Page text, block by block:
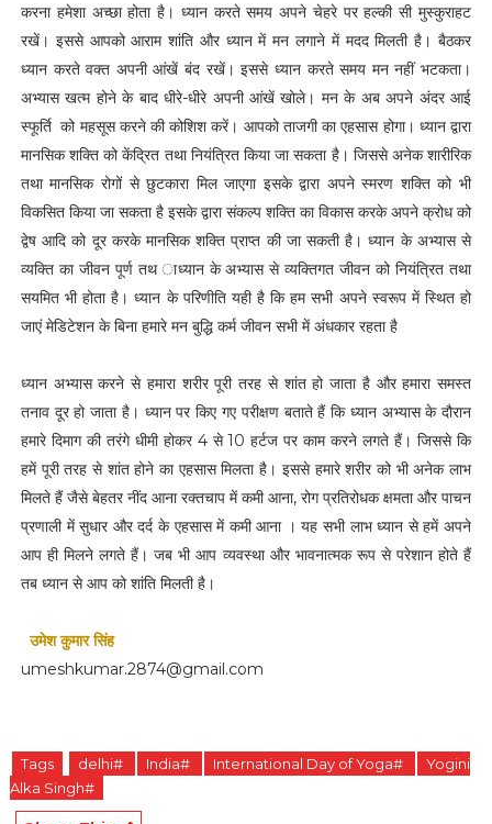
करना हमेशा अच्छा होता है। ध्यान करते समय अपने चेहरे पर हल्की सी मुस्कुराहट
रखें। इससे आपको आराम शांति और ध्यान में मन लगाने में मदद मिलती है। बैठकर
ध्यान करते वक्त अपनी आंखें बंद रखें। इससे ध्यान करते समय मन नहीं भटकता।
अभ्यास खत्म होने के बाद धीरे-धीरे अपनी आंखें खोले। मन के अब अपने अंदर आई
स्फूर्ति को महसूस करने की कोशिश करें। आपको ताजगी का एहसास होगा। ध्यान द्वारा
मानसिक शक्ति को केंद्रित तथा नियंत्रित किया जा सकता है। जिससे अनेक शारीरिक
तथा मानसिक रोगों से छुटकारा मिल जाएगा इसके द्वारा अपने स्मरण शक्ति को भी
विकसित किया जा सकता है इसके द्वारा संकल्प शक्ति का विकास करके अपने क्रोध को
द्वेष आदि को दूर करके मानसिक शक्ति प्राप्त की जा सकती है। ध्यान के अभ्यास से
व्यक्ति का जीवन पूर्ण तथ ाध्यान के अभ्यास से व्यक्तिगत जीवन को नियंत्रित तथा
सयमित भी होता है। ध्यान के परिणीति यही है कि हम सभी अपने स्वरूप में स्थित हो
जाएं मेडिटेशन के बिना हमारे मन बुद्धि कर्म जीवन सभी में अंधकार रहता है
ध्यान अभ्यास करने से हमारा शरीर पूरी तरह से शांत हो जाता है और हमारा समस्त
तनाव दूर हो जाता है। ध्यान पर किए गए परीक्षण बताते हैं कि ध्यान अभ्यास के दौरान
हमारे दिमाग की तरंगे धीमी होकर 4 से 10 हर्टज पर काम करने लगते हैं। जिससे कि
हमें पूरी तरह से शांत होने का एहसास मिलता है। इससे हमारे शरीर को भी अनेक लाभ
मिलते हैं जैसे बेहतर नींद आना रक्तचाप में कमी आना, रोग प्रतिरोधक क्षमता और पाचन
प्रणाली में सुधार और दर्द के एहसास में कमी आना । यह सभी लाभ ध्यान से हमें अपने
आप ही मिलने लगते हैं। जब भी आप व्यवस्था और भावनात्मक रूप से परेशान होते हैं
तब ध्यान से आप को शांति मिलती है।
उमेश कुमार सिंह
umeshkumar.2874@gmail.com
Tags delhi# India# International Day of Yoga#
Yogini
Alka Singh#